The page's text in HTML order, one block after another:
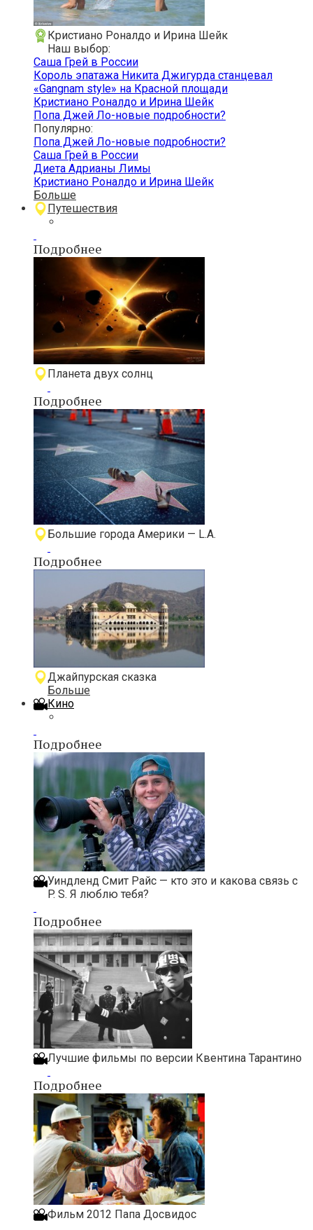
Кристиано Роналдо и Ирина Шейк
Наш выбор:
Саша Грей в России
Король эпатажа Никита Джигурда станцевал
«Gangnam style» на Красной площади
Кристиано Роналдо и Ирина Шейк
Попа Джей Ло-новые подробности?
Популярно:
Попа Джей Ло-новые подробности?
Саша Грей в России
Диета Адрианы Лимы
Кристиано Роналдо и Ирина Шейк
Больше
Путешествия
Подробнее
Планета двух солнц
Подробнее
Большие города Америки — L.A.
Подробнее
Джайпурская сказка
Больше
Кино
Подробнее
Уиндленд Смит Райс — кто это и какова связь с
P. S. Я люблю тебя?
Подробнее
Лучшие фильмы по версии Квентина Тарантино
Подробнее
Фильм 2012 Папа Досвидос